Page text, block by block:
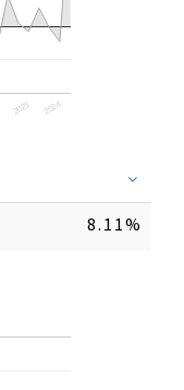
2021 2024
8.11%